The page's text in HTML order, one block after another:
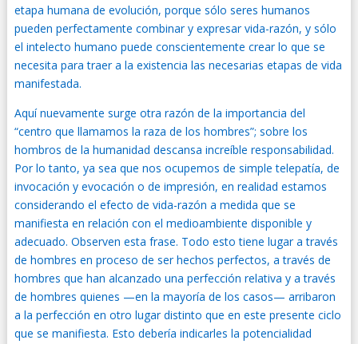
etapa humana de evolución, porque sólo seres humanos
pueden perfectamente combinar y expresar vida-razón, y sólo
el intelecto humano puede conscientemente crear lo que se
necesita para traer a la existencia las necesarias etapas de vida
manifestada.
Aquí nuevamente surge otra razón de la importancia del
“centro que llamamos la raza de los hombres”; sobre los
hombros de la humanidad descansa increíble responsabilidad.
Por lo tanto, ya sea que nos ocupemos de simple telepatía, de
invocación y evocación o de impresión, en realidad estamos
considerando el efecto de vida-razón a medida que se
manifiesta en relación con el medioambiente disponible y
adecuado. Observen esta frase. Todo esto tiene lugar a través
de hombres en proceso de ser hechos perfectos, a través de
hombres que han alcanzado una perfección relativa y a través
de hombres quienes —en la mayoría de los casos— arribaron
a la perfección en otro lugar distinto que en este presente ciclo
que se manifiesta. Esto debería indicarles la potencialidad